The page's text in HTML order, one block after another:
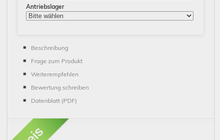
Antriebslager
Beschreibung
Frage zum Produkt
Weiterempfehlen
Bewertung schreiben
Datenblatt (PDF)